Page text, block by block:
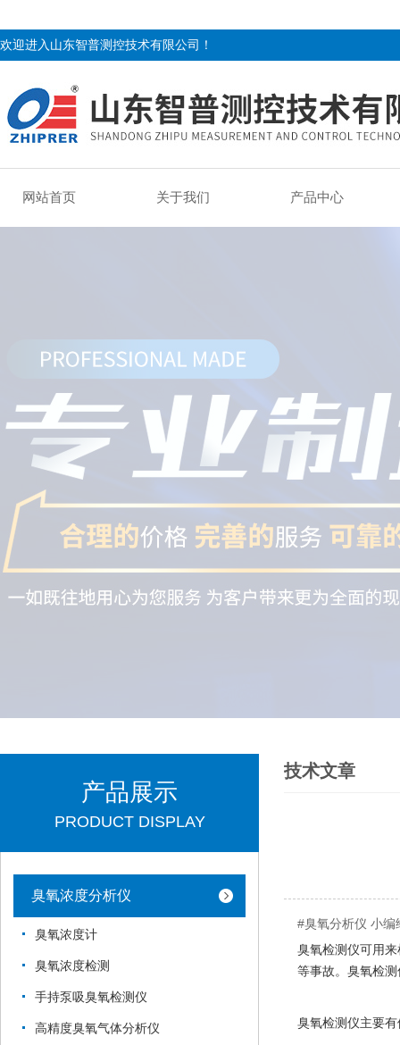
欢迎进入山东智普测控技术有限公司！
网站首页 关于我们 产品中心
产品展示
PRODUCT DISPLAY
臭氧浓度分析仪
臭氧浓度计
臭氧浓度检测
手持泵吸臭氧检测仪
高精度臭氧气体分析仪
技术文章
#臭氧分析仪 小编
臭氧检测仪可用
等事故。臭氧检
臭氧检测仪主要